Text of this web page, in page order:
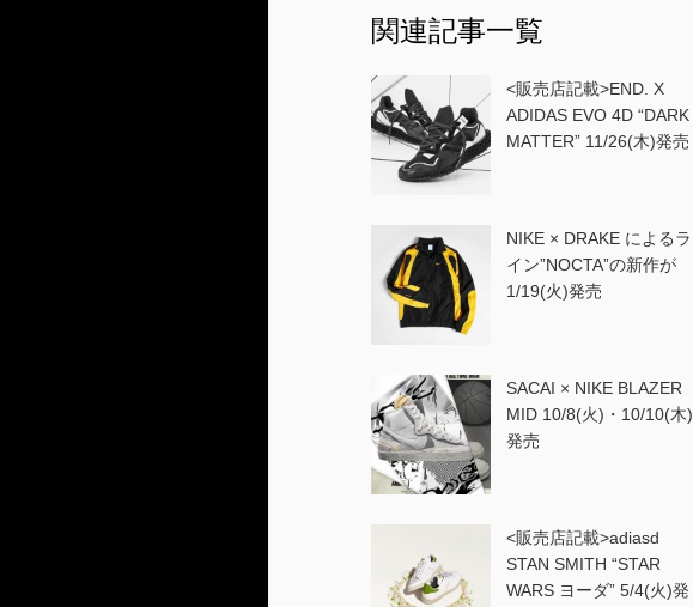
関連記事一覧
<販売店記載>END. X
ADIDAS EVO 4D “DARK
MATTER” 11/26(木)発売
NIKE × DRAKE によるラ
イン”NOCTA”の新作が
1/19(火)発売
SACAI × NIKE BLAZER
MID 10/8(火)・10/10(木)
発売
<販売店記載>adiasd
STAN SMITH “STAR
WARS ヨーダ” 5/4(火)発